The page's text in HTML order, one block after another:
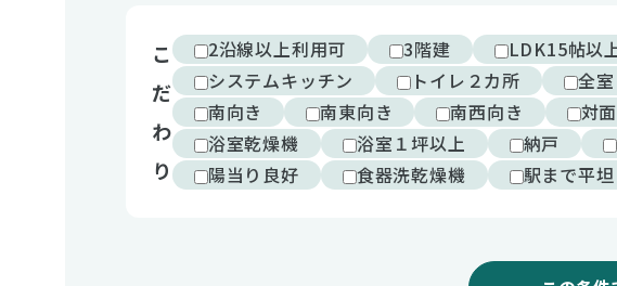
こ
だ
わ
り
2沿線以上利用可 3階建 LDK15帖以
システムキッチン
トイレ２カ所 全
南向き
南東向き 南西向き 対
浴室乾燥機
浴室１坪以上 納戸
陽当り良好
食器洗乾燥機 駅まで平坦